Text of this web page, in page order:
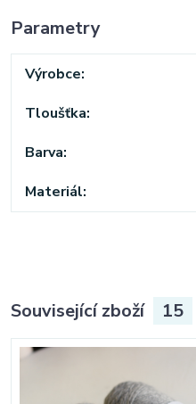
Parametry
Výrobce
Tloušťka
Barva
Materiál
Související zboží 15